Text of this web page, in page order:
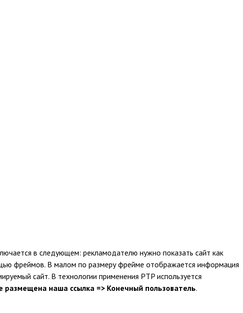
в следующем: рекламодателю нужно показать сайт как
фреймов. В малом по размеру фрейме отображается информация
сайт. В технологии применения PTP используется
размещена наша ссылка => Конечный пользователь.